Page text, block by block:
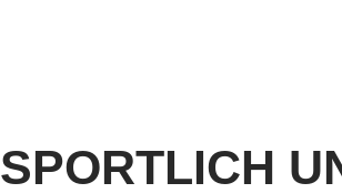
SPORTLICH